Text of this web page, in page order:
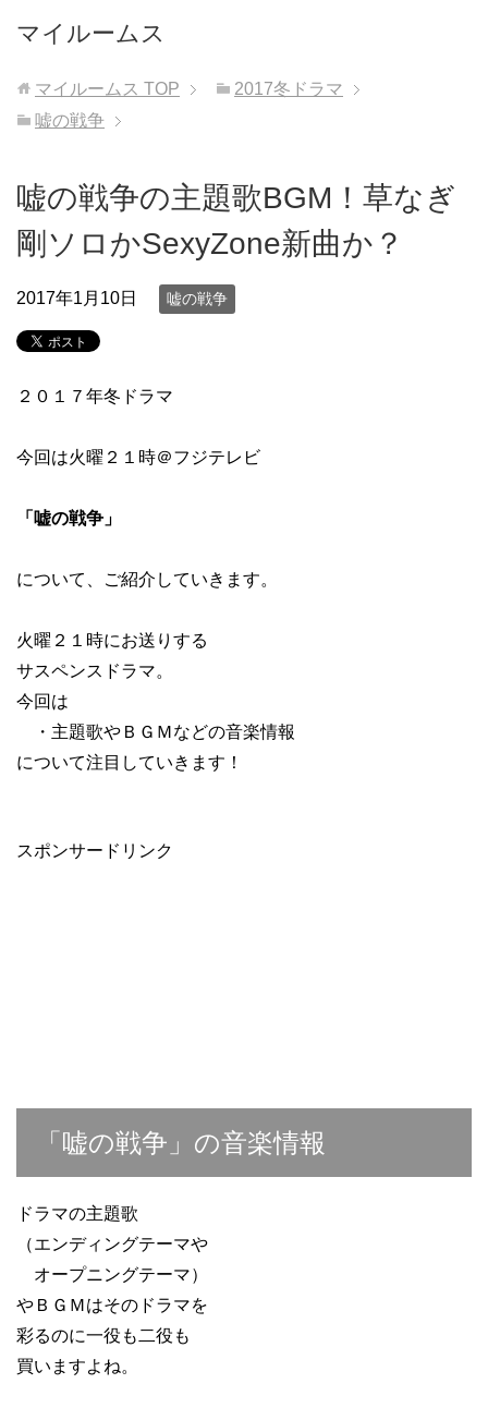
マイルームス
マイルームス TOP
2017冬ドラマ
嘘の戦争
嘘の戦争の主題歌BGM！草なぎ
剛ソロかSexyZone新曲か？
2017年1月10日 嘘の戦争
２０１７年冬ドラマ
今回は火曜２１時＠フジテレビ
「嘘の戦争」
について、ご紹介していきます。
火曜２１時にお送りする
サスペンスドラマ。
今回は
・主題歌やＢＧＭなどの音楽情報
について注目していきます！
スポンサードリンク
「嘘の戦争」の音楽情報
ドラマの主題歌
（エンディングテーマや
オープニングテーマ）
やＢＧＭはそのドラマを
彩るのに一役も二役も
買いますよね。